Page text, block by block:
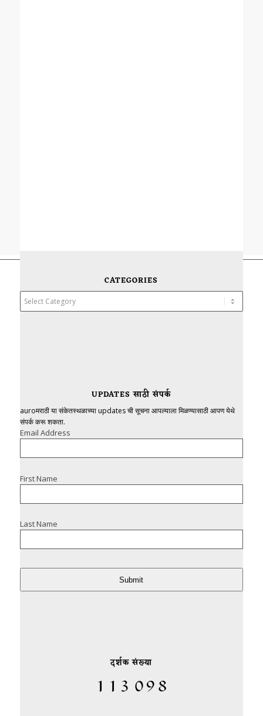
CATEGORIES
Categories
UPDATES साठी संपर्क
auroमराठी या संकेतस्थळाच्या updates ची सूचना आपल्याला मिळण्यासाठी आपण येथे
संपर्क करू शकता.
Email Address
First Name
Last Name
Submit
दर्शक संख्या